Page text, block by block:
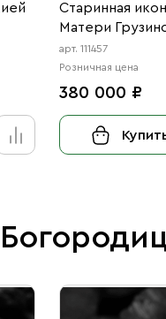
Старинная
Матери
арт. 111457
Розничная цена
380 000 ₽